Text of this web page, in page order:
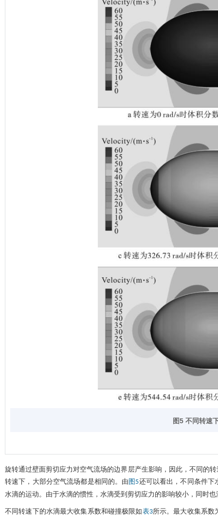
图5 不同转速
旋转通过壁面剪切应力对空气流场的边界层产生影响，因此，不同的
转速下，大部分空气流场都是相同的。由 图5还可以看出，不同条件下
水滴的运动。由于水滴的惯性，水滴受到剪切应力的影响较小，同时
不同转速下的水滴最大收集系数和碰撞极限如表3所示。最大收集系数